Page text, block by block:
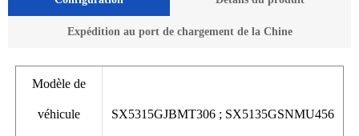
Expédition au port de chargement de la Chine
Modèle de
véhicule SX5315GJBMT306 ; SX5135GSNMU456